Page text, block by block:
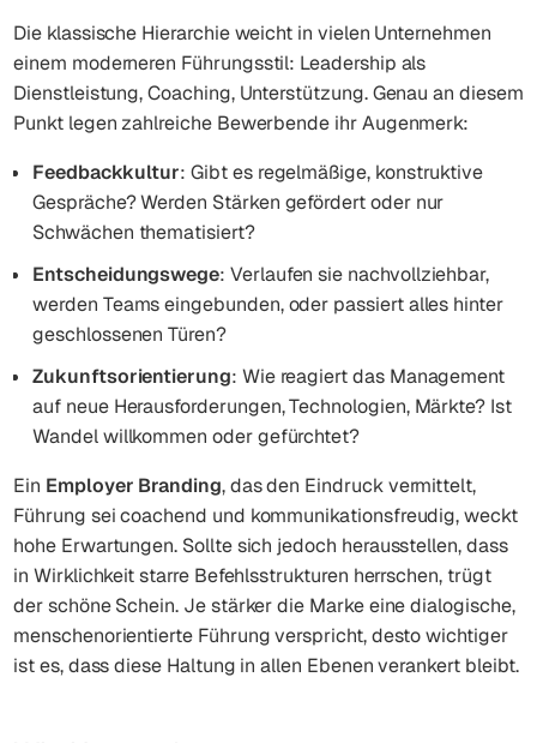
Die klassische Hierarchie weicht in vielen Unternehmen
einem moderneren Führungsstil: Leadership als
Dienstleistung, Coaching, Unterstützung. Genau an diesem
Punkt legen zahlreiche Bewerbende ihr Augenmerk:
Feedbackkultur: Gibt es regelmäßige, konstruktive
Gespräche? Werden Stärken gefördert oder nur
Schwächen thematisiert?
Entscheidungswege: Verlaufen sie nachvollziehbar,
werden Teams eingebunden, oder passiert alles hinter
geschlossenen Türen?
Zukunftsorientierung: Wie reagiert das Management
auf neue Herausforderungen, Technologien, Märkte? Ist
Wandel willkommen oder gefürchtet?
Ein Employer Branding, das den Eindruck vermittelt,
Führung sei coachend und kommunikationsfreudig, weckt
hohe Erwartungen. Sollte sich jedoch herausstellen, dass
in Wirklichkeit starre Befehlsstrukturen herrschen, trügt
der schöne Schein. Je stärker die Marke eine dialogische,
menschenorientierte Führung verspricht, desto wichtiger
ist es, dass diese Haltung in allen Ebenen verankert bleibt.